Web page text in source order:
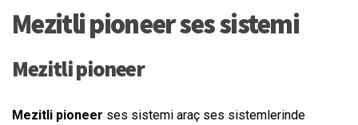
Mezitli pioneer ses sistemi
Mezitli pioneer
Mezitli pioneer ses sistemi araç ses sistemlerinde